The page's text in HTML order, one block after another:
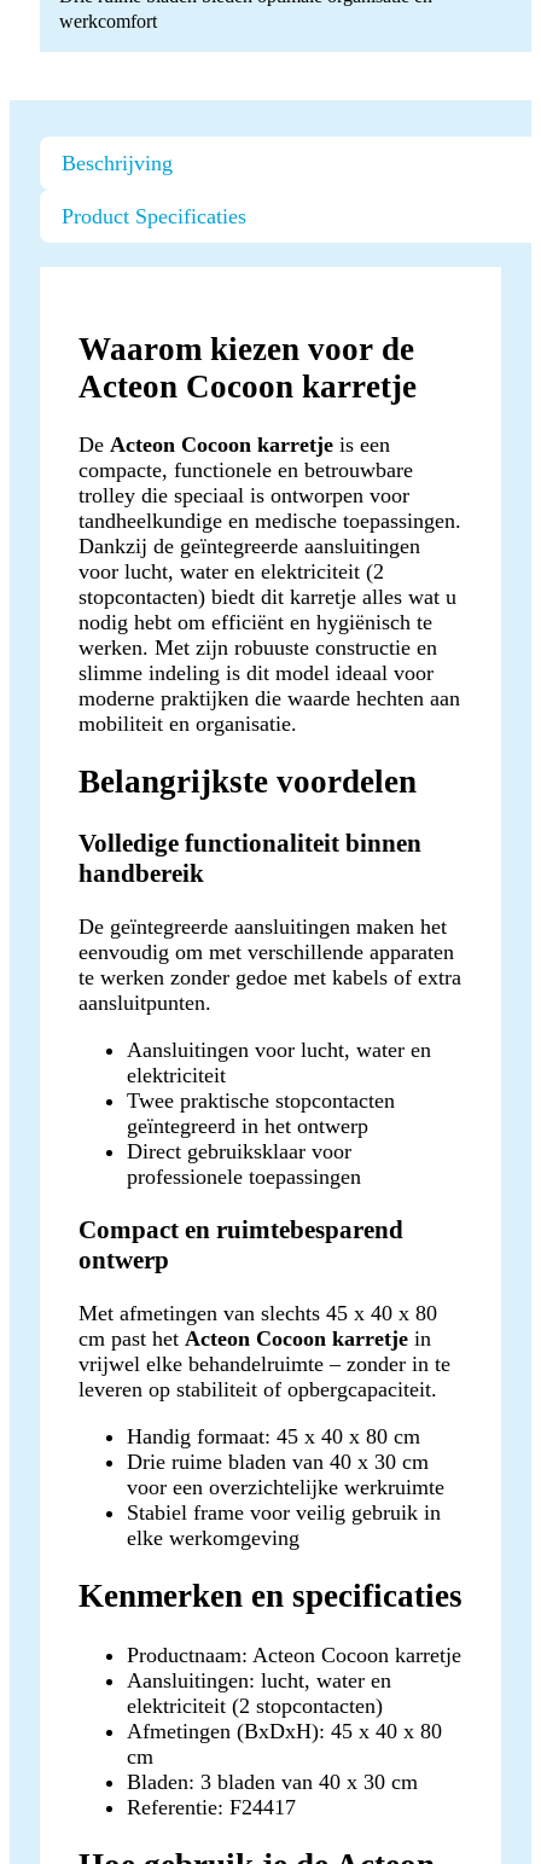
werkcomfort
Beschrijving
Product Specificaties
Waarom kiezen voor de
Acteon Cocoon karretje
De Acteon Cocoon karretje is een
compacte, functionele en betrouwbare
trolley die speciaal is ontworpen voor
tandheelkundige en medische toepassingen.
Dankzij de geïntegreerde aansluitingen
voor lucht, water en elektriciteit (2
stopcontacten) biedt dit karretje alles wat u
nodig hebt om efficiënt en hygiënisch te
werken. Met zijn robuuste constructie en
slimme indeling is dit model ideaal voor
moderne praktijken die waarde hechten aan
mobiliteit en organisatie.
Belangrijkste voordelen
Volledige functionaliteit binnen
handbereik
De geïntegreerde aansluitingen maken het
eenvoudig om met verschillende apparaten
te werken zonder gedoe met kabels of extra
aansluitpunten.
Aansluitingen voor lucht, water en
elektriciteit
Twee praktische stopcontacten
geïntegreerd in het ontwerp
Direct gebruiksklaar voor
professionele toepassingen
Compact en ruimtebesparend
ontwerp
Met afmetingen van slechts 45 x 40 x 80
cm past het Acteon Cocoon karretje in
vrijwel elke behandelruimte – zonder in te
leveren op stabiliteit of opbergcapaciteit.
Handig formaat: 45 x 40 x 80 cm
Drie ruime bladen van 40 x 30 cm
voor een overzichtelijke werkruimte
Stabiel frame voor veilig gebruik in
elke werkomgeving
Kenmerken en specificaties
Productnaam: Acteon Cocoon karretje
Aansluitingen: lucht, water en
elektriciteit (2 stopcontacten)
Afmetingen (BxDxH): 45 x 40 x 80
cm
Bladen: 3 bladen van 40 x 30 cm
Referentie: F24417